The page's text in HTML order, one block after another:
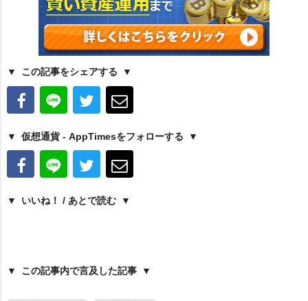
この記事をシェアする
仮想通貨 - AppTimesをフォローする
いいね！ / あとで読む
この記事内で言及した記事